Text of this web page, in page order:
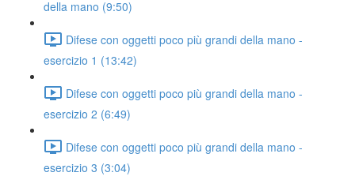
della mano (9:50)
Difese con oggetti poco più grandi della mano -
esercizio 1 (13:42)
Difese con oggetti poco più grandi della mano -
esercizio 2 (6:49)
Difese con oggetti poco più grandi della mano -
esercizio 3 (3:04)